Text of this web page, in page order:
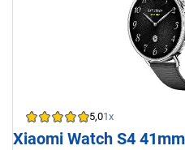
5,01x
Xiaomi Watch S4